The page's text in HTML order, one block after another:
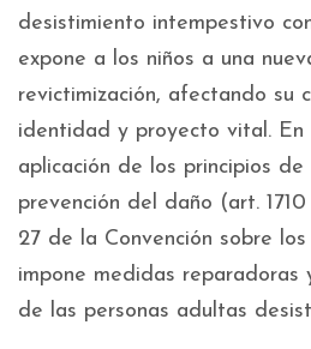
desistimiento intempestivo
expone a los niños a una
revictimización, afectando su
identidad y proyecto vital. En
aplicación de los principios
prevención del daño (art.
27 de la Convención sobre
impone medidas reparadoras
de las personas adultas